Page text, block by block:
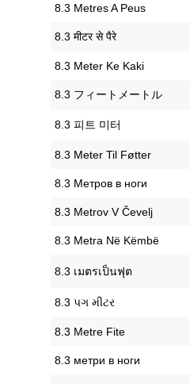
‎8.3 Metres A Peus
‎8.3 मीटर से पैरे
‎8.3 Meter Ke Kaki
‎8.3 フィートメートル
‎8.3 피트 미터
‎8.3 Meter Til Føtter
‎8.3 Метров в ноги
‎8.3 Metrov V Čevelj
‎8.3 Metra Në Këmbë
‎8.3 เมตรเป็นฟุต
‎8.3 પગ મીટર
‎8.3 Metre Fite
‎8.3 метри в ноги